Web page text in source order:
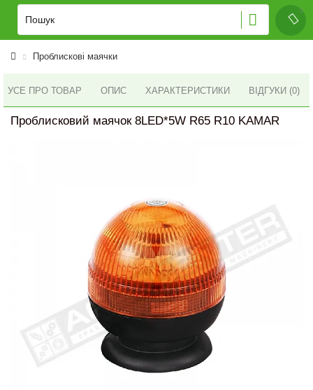
Проблискові маячки
УСЕ ПРО ТОВАР ОПИС ХАРАКТЕРИСТИКИ ВІДГУКИ (0)
Проблисковий маячок 8LED*5W R65 R10 KAMAR